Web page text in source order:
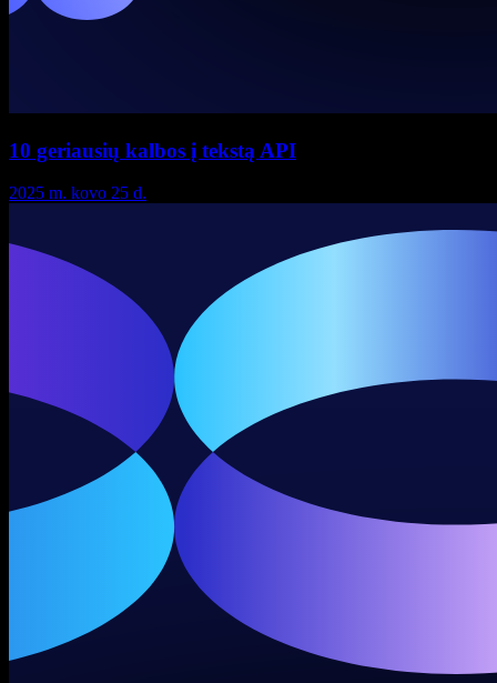
10 geriausių kalbos į tekstą API
2025 m. kovo 25 d.